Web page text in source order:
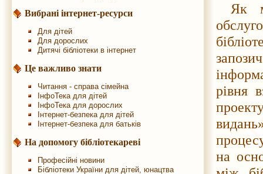
Вибрані інтернет-ресурси
Для дітей
Для дорослих
Дитячі бібліотеки в інтернет
Це важливо знати
Читання - справа сімейна
ІнфоТека для дітей
ІнфоТека для дорослих
Інтернет-безпека для дітей
Інтернет-безпека для батьків
На допомогу бібліотекареві
Професійні новини
Бібліотеки України для дітей, юнацтва
Як
рівня
на